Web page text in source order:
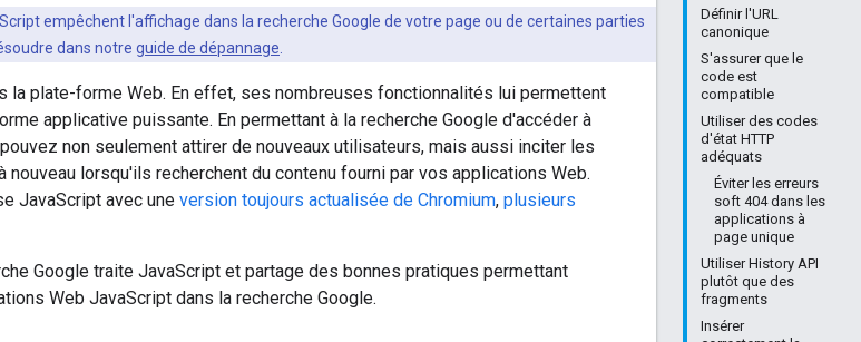
Définir l'URL
canonique
S'assurer que le
code est
compatible
Utiliser des codes
d'état HTTP
adéquats
Éviter les erreurs
soft 404 dans les
applications à
page unique
Utiliser History API
plutôt que des
fragments
Insérer
empêchent l'affichage dans la recherche Google de votre page ou de certaines parties
dans notre guide de dépannage
la plate-forme Web. En effet, ses nombreuses fonctionnalités lui permettent
applicative puissante. En permettant à la recherche Google d'accéder à
non seulement attirer de nouveaux utilisateurs, mais aussi inciter les
lorsqu'ils recherchent du contenu fourni par vos applications Web.
JavaScript avec une version toujours actualisée de Chromium, plusieurs
Google traite JavaScript et partage des bonnes pratiques permettant
Web JavaScript dans la recherche Google.